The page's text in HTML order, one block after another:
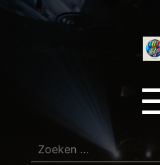
Zoeken
naar: